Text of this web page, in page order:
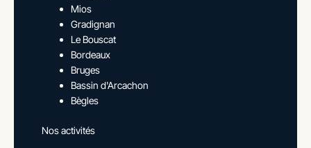
Mios
Gradignan
Le Bouscat
Bordeaux
Bruges
Bassin d'Arcachon
Bègles
Nos activités